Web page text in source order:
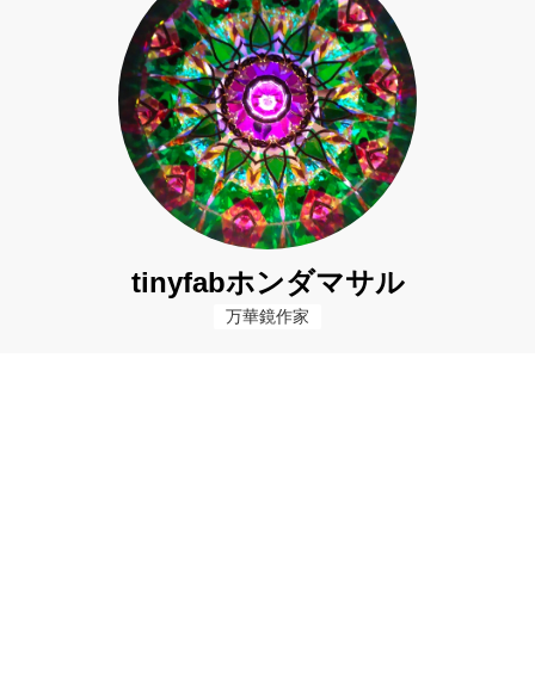
tinyfabホンダマサル
万華鏡作家